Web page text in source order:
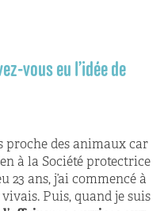
vous eu l’idée de
proche des animaux car
à la Société protectrice
23 ans, j’ai commencé à
Puis, quand je suis